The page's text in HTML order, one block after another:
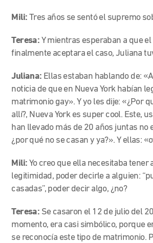
Mili: Tres años se sentó el supremo
Teresa: Y mientras esperaban a que
finalmente aceptara el caso, Juliana
Juliana: Ellas estaban hablando de:
noticia de que en Nueva York habían
matrimonio gay». Y yo les dije: «¿Por
allí?, Nueva York es super cool. Este,
han llevado más de 20 años juntas no
¿por qué no se casan y ya?». Y ellas:
Mili: Yo creo que ella necesitaba tener
legitimidad, poder decirle a alguien:
casadas”, poder decir algo, ¿no?
Teresa: Se casaron el 12 de julio del
momento, era casi simbólico, porque
se reconocía este tipo de matrimonio.